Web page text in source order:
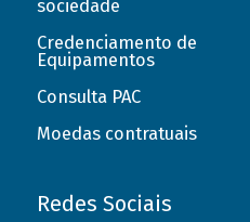
sociedade
Credenciamento de
Equipamentos
Consulta PAC
Moedas contratuais
Redes Sociais